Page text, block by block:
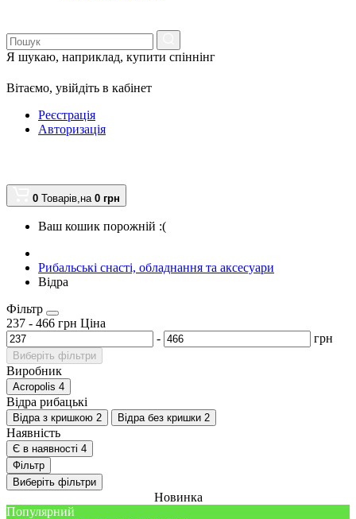
Я шукаю, наприклад, купити спіннінг
Вітаємо, увійдіть в кабінет
Реєстрація
Авторизація
0 Товарів,на 0 грн
Ваш кошик порожній :(
Рибальські снасті, обладнання та аксесуари
Відра
Фільтр
237 - 466 грн Ціна
-
грн
Виберіть фільтри
Виробник
Acropolis 4
Відра рибацькі
Відра з кришкою 2 Відра без кришки 2
Наявність
Є в наявності 4
Фільтр
Виберіть фільтри
Новинка
Популярний